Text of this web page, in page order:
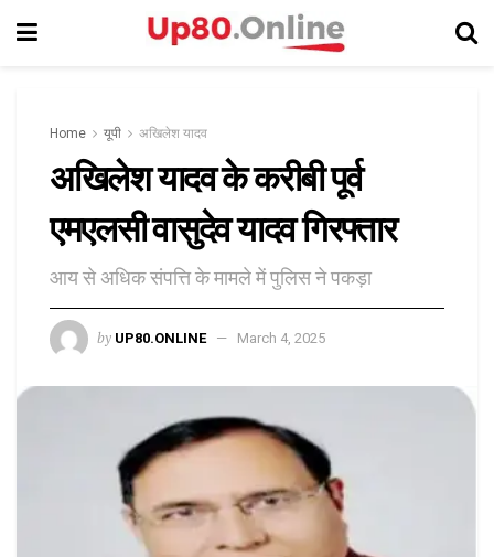
Home यूपी अखिलेश यादव
अखिलेश यादव के करीबी पूर्व
एमएलसी वासुदेव यादव गिरफ्तार
आय से अधिक संपत्ति के मामले में पुलिस ने पकड़ा
by UP80.ONLINE March 4, 2025